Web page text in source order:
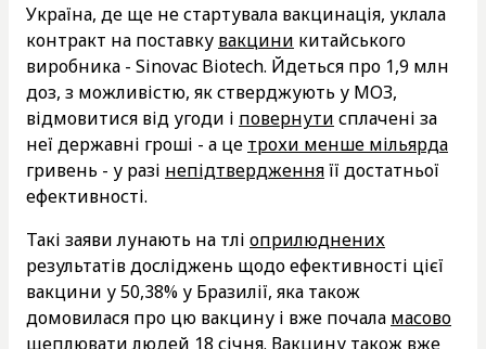
Україна, де ще не стартувала вакцинація, уклала
контракт на поставку вакцини китайського
виробника - Sinovac Biotech. Йдеться про 1,9 млн
доз, з можливістю, як стверджують у МОЗ,
відмовитися від угоди і повернути сплачені за
неї державні гроші - а це трохи менше мільярда
гривень - у разі непідтвердженняїї достатньої
ефективності.
Такі заяви лунають на тлі оприлюднених
результатів досліджень щодо ефективності цієї
вакцини у 50,38% у Бразилії, яка також
домовилася про цю вакцину і вже почала масово
щеплюватилюдей 18 січня. Вакцину також вже